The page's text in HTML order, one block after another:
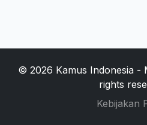
© 2026 Kamus Indonesia -
rights
Kebijakan